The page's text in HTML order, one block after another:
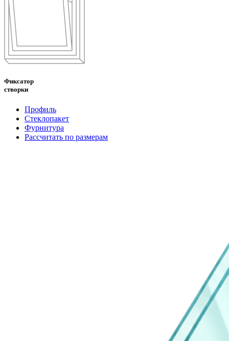
Фиксатор
створки
Профиль
Стеклопакет
Фурнитура
Рассчитать по размерам